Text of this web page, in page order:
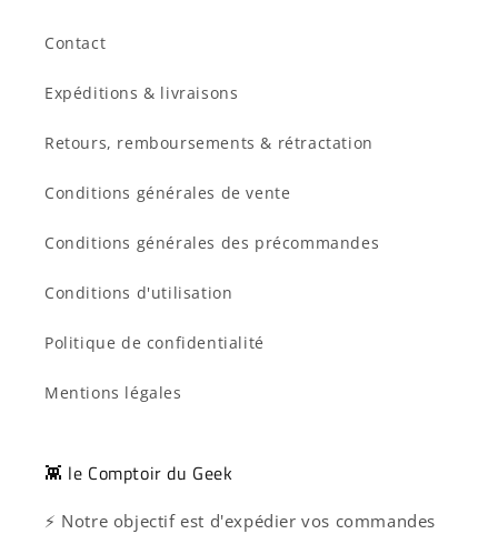
Contact
Expéditions & livraisons
Retours, remboursements & rétractation
Conditions générales de vente
Conditions générales des précommandes
Conditions d'utilisation
Politique de confidentialité
Mentions légales
👾 le Comptoir du Geek
⚡ Notre objectif est d'expédier vos commandes